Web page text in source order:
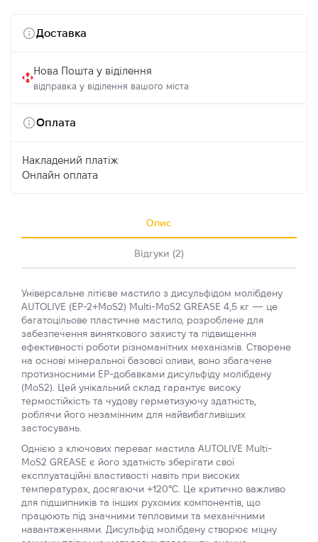
Доставка
Нова Пошта у віділення
відправка у віділення вашого міста
Оплата
Накладений платіж
Онлайн оплата
Опис
Відгуки (2)
Універсальне літієве мастило з дисульфідом молібдену
AUTOLIVE (EP-2+MoS2) Multi-MoS2 GREASE 4,5 кг — це
багатоцільове пластичне мастило, розроблене для
забезпечення виняткового захисту та підвищення
ефективності роботи різноманітних механізмів. Створене
на основі мінеральної базової оливи, воно збагачене
протизносними ЕР-добавками дисульфіду молібдену
(MoS2). Цей унікальний склад гарантує високу
термостійкість та чудову герметизуючу здатність,
роблячи його незамінним для найвибагливіших
застосувань.
Однією з ключових переваг мастила AUTOLIVE Multi-
MoS2 GREASE є його здатність зберігати свої
експлуатаційні властивості навіть при високих
температурах, досягаючи +120°C. Це критично важливо
для підшипників та інших рухомих компонентів, що
працюють під значними тепловими та механічними
навантаженнями. Дисульфід молібдену створює міцну